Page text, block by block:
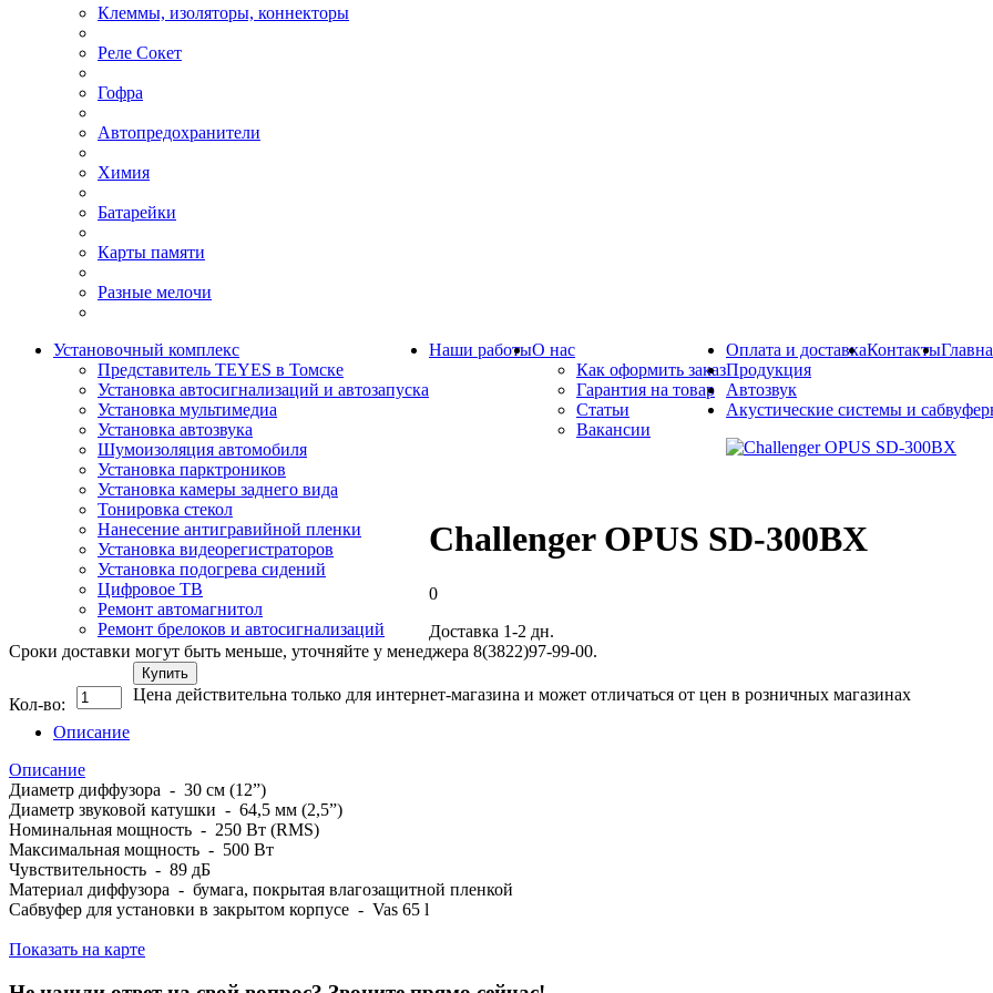
Клеммы, изоляторы, коннекторы
Реле Сокет
Гофра
Автопредохранители
Химия
Батарейки
Карты памяти
Разные мелочи
Установочный комплекс
Представитель TEYES в Томске
Установка автосигнализаций и автозапуска
Установка мультимедиа
Установка автозвука
Шумоизоляция автомобиля
Установка парктроников
Установка камеры заднего вида
Тонировка стекол
Нанесение антигравийной пленки
Установка видеорегистраторов
Установка подогрева сидений
Цифровое ТВ
Ремонт автомагнитол
Ремонт брелоков и автосигнализаций
Наши работыО нас
Как оформить заказ
Гарантия на товар
Статьи
Вакансии
Оплата и доставкаКонтакты
Продукция
Автозвук
Акустические системы и
Challenger OPUS SD-300BX
0
Доставка 1-2 дн.
Сроки доставки могут быть меньше, уточняйте у менеджера 8(3822)97-99-00.
Кол-во:
Купить
Цена действительна только для интернет-магазина и может отличаться от цен в розничных магазинах
Описание
Описание
Диаметр диффузора - 30 см (12”)
Диаметр звуковой катушки - 64,5 мм (2,5”)
Номинальная мощность - 250 Вт (RMS)
Максимальная мощность - 500 Вт
Чувствительность - 89 дБ
Материал диффузора - бумага, покрытая влагозащитной пленкой
Сабвуфер для установки в закрытом корпусе - Vas 65 l
Показать на карте